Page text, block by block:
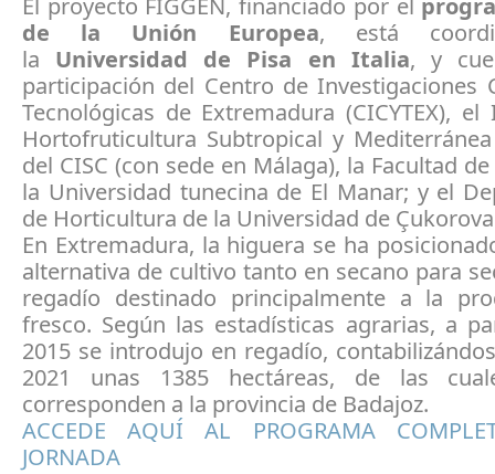
El proyecto FIGGEN, financiado por el
de la Unión Europea, está
la Universidad de Pisa en Italia, y
participación del Centro de Investigaciones
Tecnológicas de Extremadura (CICYTEX),
Hortofruticultura Subtropical y
del CISC (con sede en Málaga), la Facultad
la Universidad tunecina de El Manar; y el
de Horticultura de la Universidad de
En Extremadura, la higuera se ha
alternativa de cultivo tanto en secano para
regadío destinado principalmente a la
fresco. Según las estadísticas agrarias, a
2015 se introdujo en regadío,
2021 unas 1385 hectáreas, de las
corresponden a la provincia de Badajoz.
ACCEDE AQUÍ AL PROGRAMA
JORNADA